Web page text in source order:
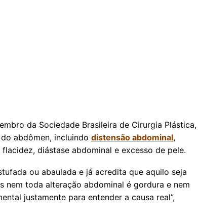
da Sociedade Brasileira de Cirurgia Plástica,
abdômen, incluindo distensão abdominal,
diástase abdominal e excesso de pele.
ou abaulada e já acredita que aquilo seja
toda alteração abdominal é gordura e nem
justamente para entender a causa real”,